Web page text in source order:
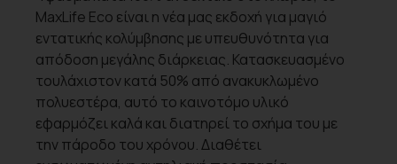
MaxLife Eco είναι η νέα μας εκδοχή για μαγιό
εντατικής κολύμβησης με υπευθυνότητα για
απόδοση μεγάλης διάρκειας. Κατασκευασμένο
τουλάχιστον κατά 50% από ανακυκλωμένο
πολυεστέρα, αυτό το καινοτόμο υλικό
εφαρμόζει καλά και διατηρεί το σχήμα του με
την πάροδο του χρόνου. Διαθέτει